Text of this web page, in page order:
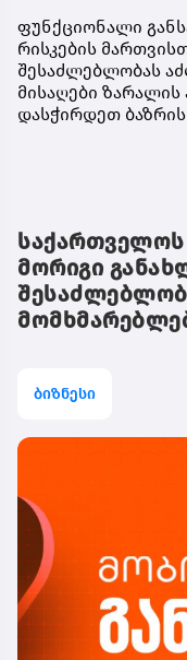
ფუნქციონალი
რისკების
შესაძლებლობას
მისაღები
დასჭირდეთ
საქართველოს
მორიგი
ბიზნესი